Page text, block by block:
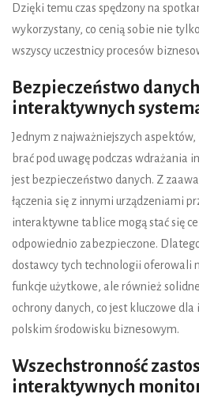
Dzięki temu czas spędzony na
wykorzystany, co cenią sobie nie
wszyscy uczestnicy procesów
Bezpieczeństwo
interaktywnych
Jednym z najważniejszych
brać pod uwagę podczas wdrażania
jest bezpieczeństwo danych. Z
łączenia się z innymi urządzeniami
interaktywne tablice mogą stać się
odpowiednio zabezpieczone.
dostawcy tych technologii oferowali
funkcje użytkowe, ale również
ochrony danych, co jest kluczowe
polskim środowisku biznesowym.
Wszechstronność
interaktywnych